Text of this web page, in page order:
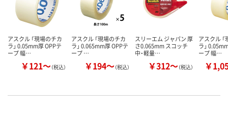
アスクル 「現場のチカ
ラ」 0.05mm厚 OPPテ
ープ 幅…
￥121～（税込）
アスクル 「現場のチカ
ラ」 0.065mm厚 OPPテ
ープ …
￥194～（税込）
スリーエム ジャパン 厚
さ0.065mm スコッチ
中・軽量…
￥312～（税込）
アスクル
ラ」
ープ 幅…
￥